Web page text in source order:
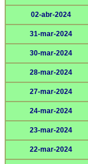
02-abr-2024
31-mar-2024
30-mar-2024
28-mar-2024
27-mar-2024
24-mar-2024
23-mar-2024
22-mar-2024